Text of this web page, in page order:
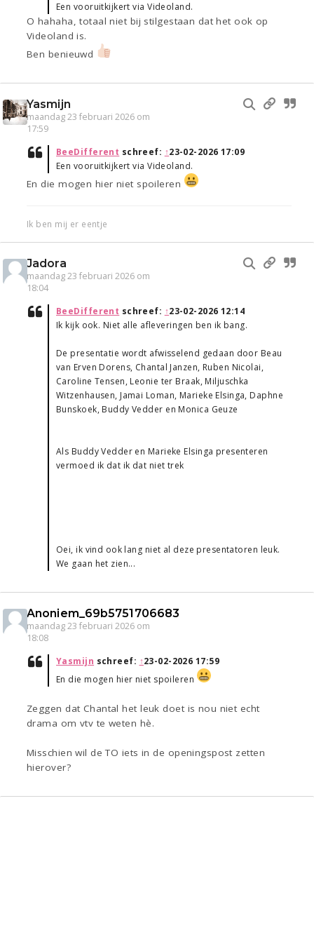
Een vooruitkijkert via Videoland.
O hahaha, totaal niet bij stilgestaan dat het ook op
Videoland is.
Ben benieuwd
Yasmijn
maandag 23 februari 2026 om
17:59
BeeDifferent schreef: ↑23-02-2026 17:09
Een vooruitkijkert via Videoland.
En die mogen hier niet spoileren
Ik ben mij er eentje
Jadora
maandag 23 februari 2026 om
18:04
BeeDifferent schreef: ↑23-02-2026 12:14
Ik kijk ook. Niet alle afleveringen ben ik bang.
De presentatie wordt afwisselend gedaan door Beau
van Erven Dorens, Chantal Janzen, Ruben Nicolai,
Caroline Tensen, Leonie ter Braak, Miljuschka
Witzenhausen, Jamai Loman, Marieke Elsinga, Daphne
Bunskoek, Buddy Vedder en Monica Geuze
Als Buddy Vedder en Marieke Elsinga presenteren
vermoed ik dat ik dat niet trek
Oei, ik vind ook lang niet al deze presentatoren leuk.
We gaan het zien...
Anoniem_69b5751706683
maandag 23 februari 2026 om
18:08
Yasmijn schreef: ↑23-02-2026 17:59
En die mogen hier niet spoileren
Zeggen dat Chantal het leuk doet is nou niet echt
drama om vtv te weten hè.
Misschien wil de TO iets in de openingspost zetten
hierover?